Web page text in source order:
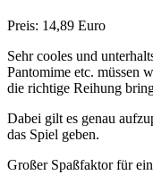
Preis: 14,89 Euro
Sehr cooles und
Pantomime etc. müssen
die richtige Reihung
Dabei gilt es genau
das Spiel geben.
Großer Spaßfaktor für